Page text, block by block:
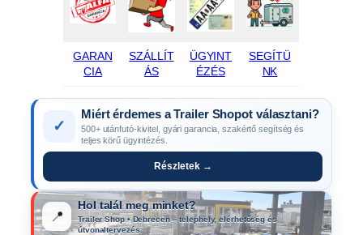
GARAN
CIA
SZÁLLÍT
ÁS
ÜGYINT
ÉZÉS
SEGÍTÜ
NK
✓
Miért érdemes a Trailer Shopot választani?
500+ utánfutó-kivitel, gyári garancia, szakértő segítség és
teljes körű ügyintézés.
Részletek →
📍
Hol talál meg minket?
Trailer Shop • Debrecen – telephely, elérhetőség és
útvonaltervezés.